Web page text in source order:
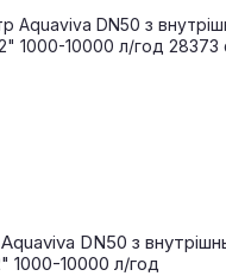
DN50 з
1000-10000 л/год